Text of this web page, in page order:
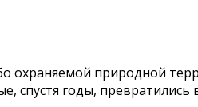
охраняемой природной
спустя годы,